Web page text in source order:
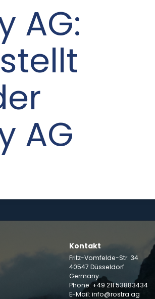
AG:
AG
Kontakt
Fritz-Vomfelde-Str. 34
40547 Düsseldorf
Germany
Phone: +49 211 53883434
E-Mail: info@rostra.ag